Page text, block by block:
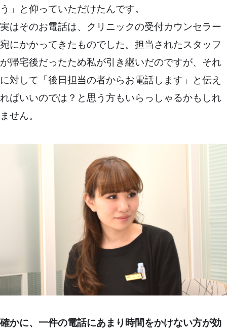
う」と仰っていただけたんです。
実はそのお電話は、クリニックの受付カウンセラー
宛にかかってきたものでした。担当されたスタッフ
が帰宅後だったため私が引き継いだのですが、それ
に対して「後日担当の者からお電話します」と伝え
ればいいのでは？と思う方もいらっしゃるかもしれ
ません。
確かに、一件の電話にあまり時間をかけない方が効